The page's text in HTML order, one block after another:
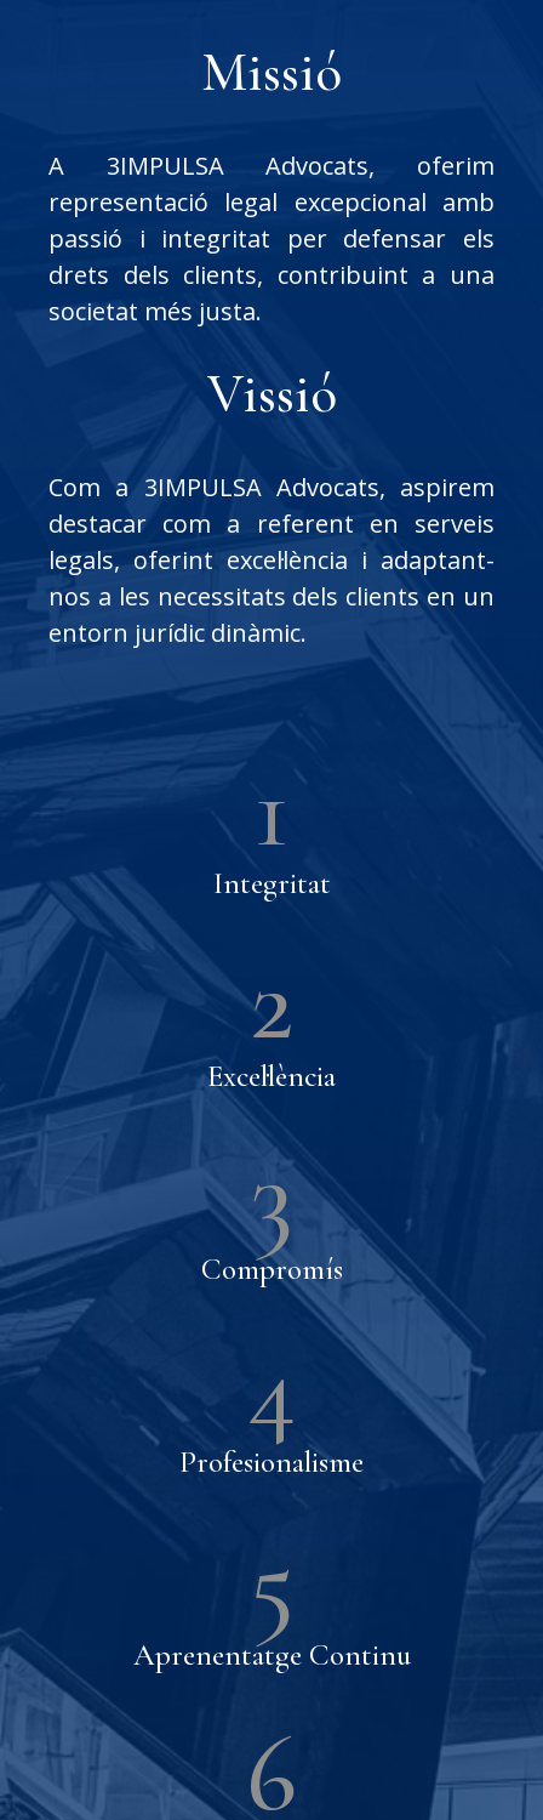
Missió
A 3IMPULSA Advocats, oferim
representació legal excepcional amb
passió i integritat per defensar els
drets dels clients, contribuint a una
societat més justa.
Vissió
Com a 3IMPULSA Advocats, aspirem
destacar com a referent en serveis
legals, oferint excel·lència i adaptant-
nos a les necessitats dels clients en un
entorn jurídic dinàmic.
1
Integritat
2
Excel·lència
3
Compromís
4
Profesionalisme
5
Aprenentatge Continu
6